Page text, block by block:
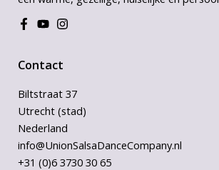
Contact
Biltstraat 37
Utrecht (stad)
Nederland
info@UnionSalsaDanceCompany.nl
+31 (0)6 3730 30 65